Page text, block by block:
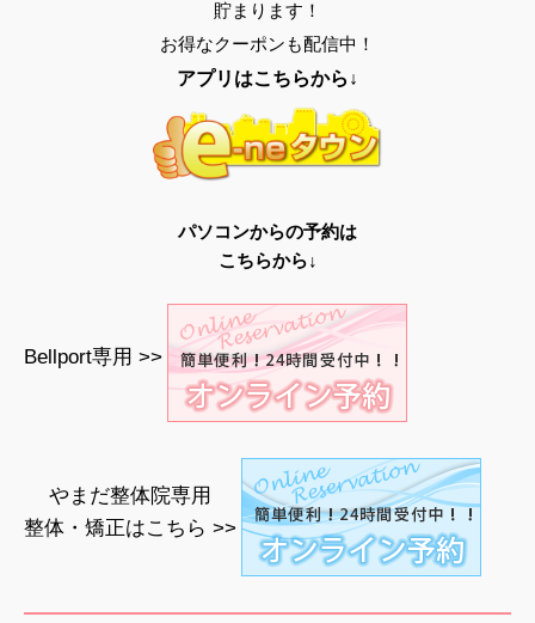
貯まります！
お得なクーポンも配信中！
アプリはこちらから↓
パソコンからの予約は
こちらから↓
Bellport専用 >>
やまだ整体院専用
整体・矯正はこちら >>